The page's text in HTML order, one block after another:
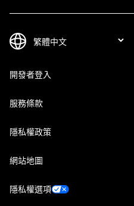
開發者登入
服務條款
隱私權政策
網站地圖
隱私權選項